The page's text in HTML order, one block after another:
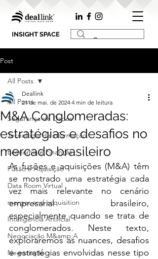
INSIGHT SPACE
Post
All Posts
Segurança de Dados
Tecnologia da informação
Economia e Finanças
Fusão e Aquisição
Data Room Virtual
merger and acquisition
Inteligência Artificial
Negociação M&amp;A
Negociação
All Posts
M&A Conglomeradas:
estratégias e desafios no
mercado brasileiro
Deallink
21 de mai. de 2024 4 min de leitura
As fusões e aquisições (M&A) têm
se mostrado uma estratégia cada
vez mais relevante no cenário
empresarial brasileiro,
especialmente quando se trata de
conglomerados. Neste texto,
exploraremos as nuances, desafios
e estratégias envolvidas nesse tipo